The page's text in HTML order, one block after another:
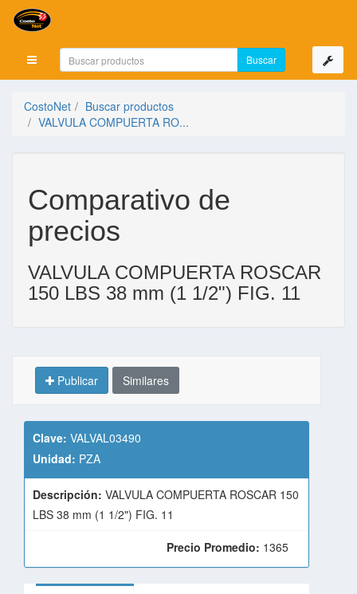
Mostrar menú
CostoNet
Buscar productos
VALVULA COMPUERTA RO...
Comparativo de
precios
VALVULA COMPUERTA ROSCAR
150 LBS 38 mm (1 1/2") FIG. 11
Publicar Similares
Clave: VALVAL03490
Unidad: PZA
Descripción: VALVULA COMPUERTA ROSCAR 150
LBS 38 mm (1 1/2") FIG. 11
Precio Promedio: 1365